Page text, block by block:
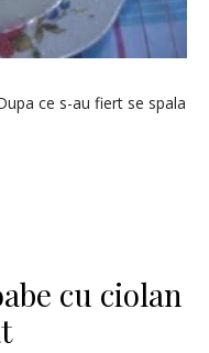
ce s-au fiert se spala
cu ciolan